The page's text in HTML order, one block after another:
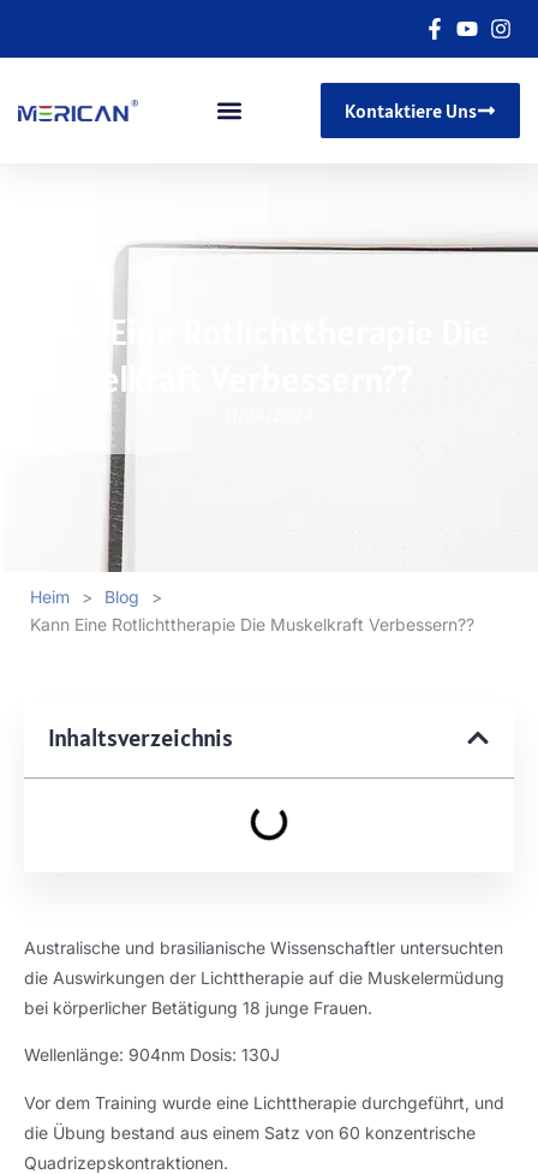
Kontaktiere Uns
Kann Eine Rotlichttherapie Die
Muskelkraft Verbessern??
Heim > Blog
>
Kann Eine Rotlichttherapie Die Muskelkraft Verbessern??
Inhaltsverzeichnis
Australische und brasilianische Wissenschaftler untersuchten
die Auswirkungen der Lichttherapie auf die Muskelermüdung
bei körperlicher Betätigung 18 junge Frauen.
Wellenlänge: 904nm Dosis: 130J
Vor dem Training wurde eine Lichttherapie durchgeführt, und
die Übung bestand aus einem Satz von 60 konzentrische
Quadrizepskontraktionen.